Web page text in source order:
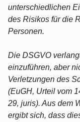
unterschiedlichen
des Risikos für die
Personen.
Die DSGVO
einzuführen, aber
Verletzungen des
(EuGH, Urteil vom
29, juris). Aus dem
ergibt sich, dass